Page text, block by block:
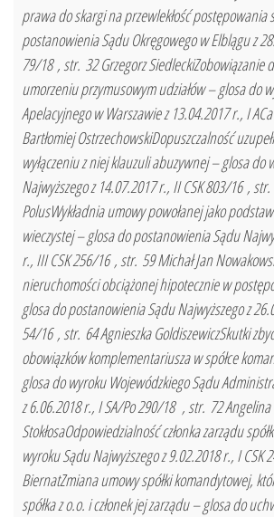
prawa do skargi na przewlekłość postępowania
postanowienia Sądu Okręgowego w Elblągu z
79/18 , str. 32 Grzegorz SiedleckiZobowiązanie
umorzeniu przymusowym udziałów – glosa do
Apelacyjnego w Warszawie z 13.04.2017 r., I
Bartłomiej OstrzechowskiDopuszczalność
wyłączeniu z niej klauzuli abuzywnej – glosa do
Najwyższego z 14.07.2017 r., II CSK 803/16 ,
PolusWykładnia umowy powołanej jako
wieczystej – glosa do postanowienia Sądu
r., III CSK 256/16 , str. 59 Michał Jan
nieruchomości obciążonej hipotecznie w
glosa do postanowienia Sądu Najwyższego z
54/16 , str. 64 Agnieszka GoldiszewiczSkutki
obowiązków komplementariusza w spółce
glosa do wyroku Wojewódzkiego Sądu
z 6.06.2018 r., I SA/Po 290/18 , str. 72 Angelina
StokłosaOdpowiedzialność członka zarządu
wyroku Sądu Najwyższego z 9.02.2018 r., I
BiernatZmiana umowy spółki komandytowej,
spółka z o.o. i członek jej zarządu – glosa do